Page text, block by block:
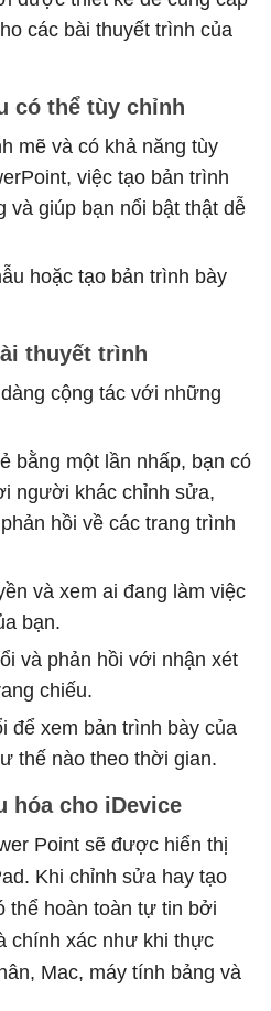
các bài thuyết trình của
có thể tùy chỉnh
mẽ và có khả năng tùy
việc tạo bản trình
và giúp bạn nổi bật thật dễ
hoặc tạo bản trình bày
thuyết trình
cộng tác với những
bằng một lần nhấp, bạn có
người khác chỉnh sửa,
hồi về các trang trình
và xem ai đang làm việc
bạn.
và phản hồi với nhận xét
chiếu.
để xem bản trình bày của
thế nào theo thời gian.
cho iDevice
Point sẽ được hiển thị
Khi chỉnh sửa hay tạo
thể hoàn toàn tự tin bởi
chính xác như khi thực
Mac, máy tính bảng và